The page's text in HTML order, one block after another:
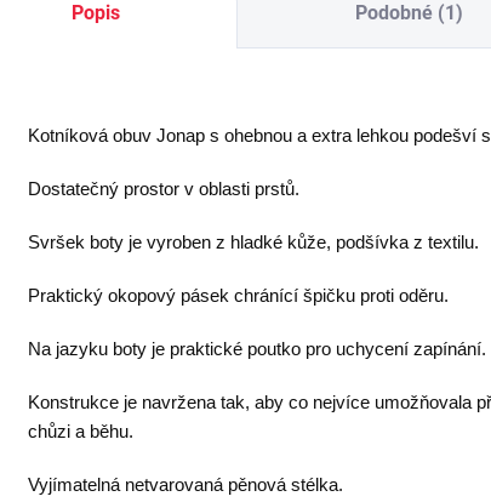
Popis Podobné (1)
Kotníková obuv Jonap s ohebnou a extra lehkou podešví
Dostatečný prostor v oblasti prstů.
Svršek boty je vyroben z hladké kůže, podšívka z textilu.
Praktický okopový pásek chránící špičku proti oděru.
Na jazyku boty je praktické poutko pro uchycení zapínání.
Konstrukce je navržena tak, aby co nejvíce umožňovala
chůzi a běhu.
Vyjímatelná netvarovaná pěnová stélka.